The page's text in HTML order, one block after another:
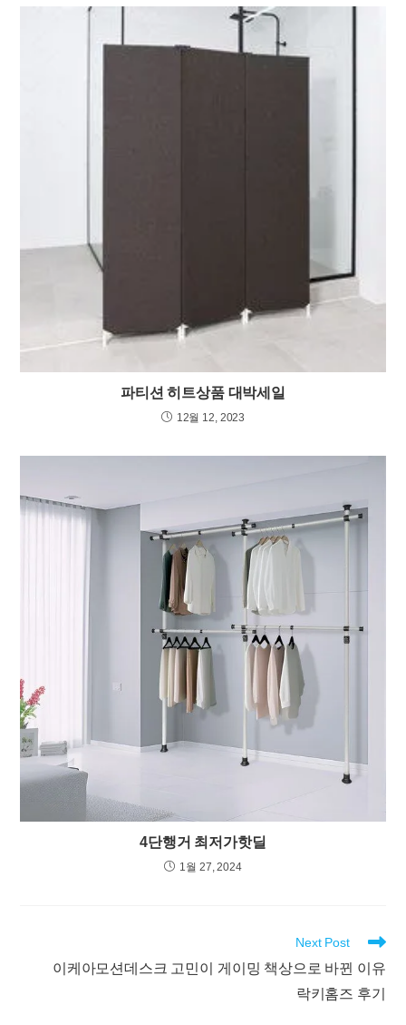
파티션 히트상품 대박세일
12월 12, 2023
4단행거 최저가핫딜
1월 27, 2024
articles
Next Post
이케아모션데스크 고민이 게이밍 책상으로 바뀐 이유
락키홈즈 후기